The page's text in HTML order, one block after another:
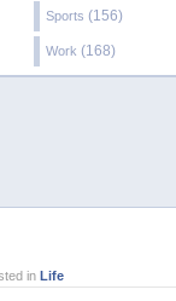
Sports (156)
Work (168)
inLife